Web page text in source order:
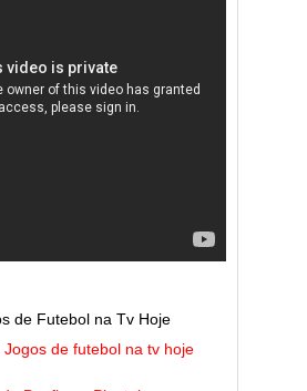
Jogos de futebol na tv hoje